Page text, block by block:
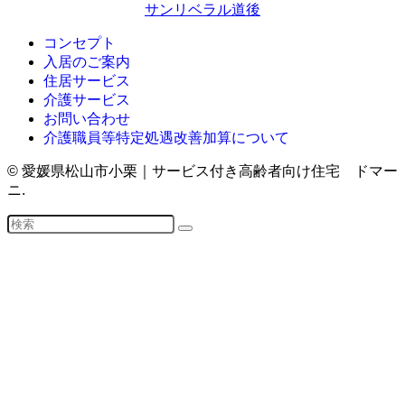
サンリベラル道後
コンセプト
入居のご案内
住居サービス
介護サービス
お問い合わせ
介護職員等特定処遇改善加算について
© 愛媛県松山市小栗｜サービス付き高齢者向け住宅 ドマー
ニ.